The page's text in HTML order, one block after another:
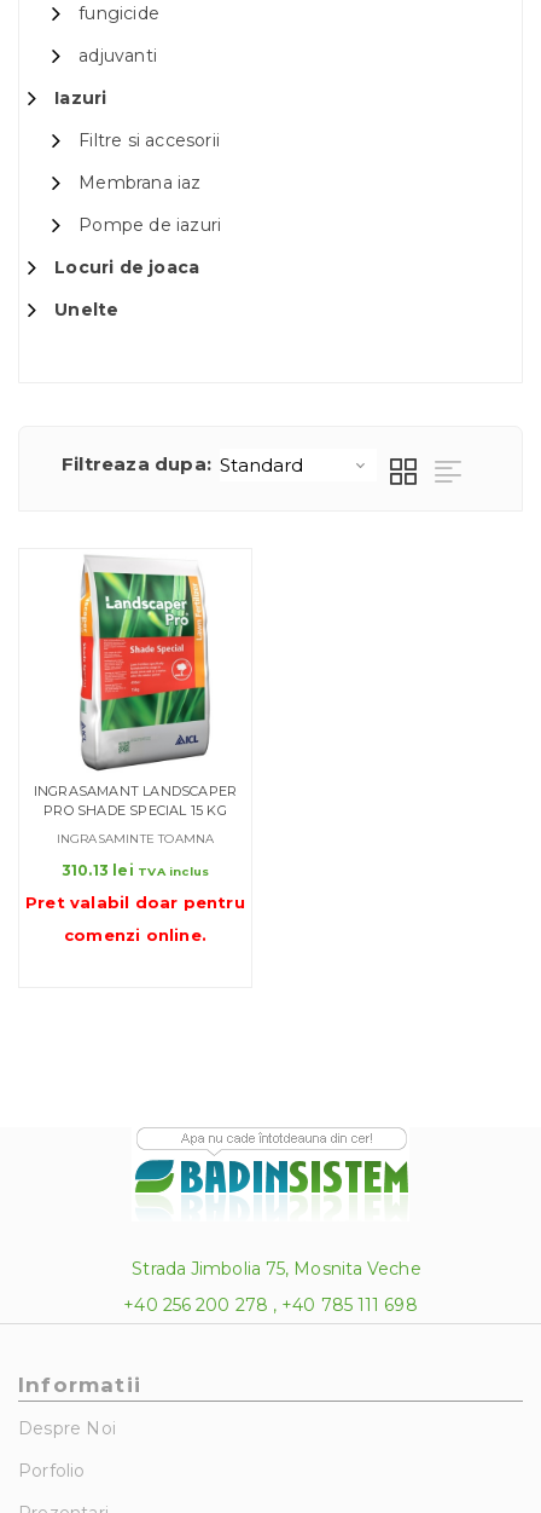
fungicide
adjuvanti
Iazuri
Filtre si accesorii
Membrana iaz
Pompe de iazuri
Locuri de joaca
Unelte
Filtreaza dupa:
INGRASAMANT LANDSCAPER
PRO SHADE SPECIAL 15 KG
INGRASAMINTE TOAMNA
310.13 lei TVA inclus
Pret valabil doar pentru
comenzi online.
Strada Jimbolia 75, Mosnita Veche
+40 256 200 278 , +40 785 111 698
Informatii
Despre Noi
Porfolio